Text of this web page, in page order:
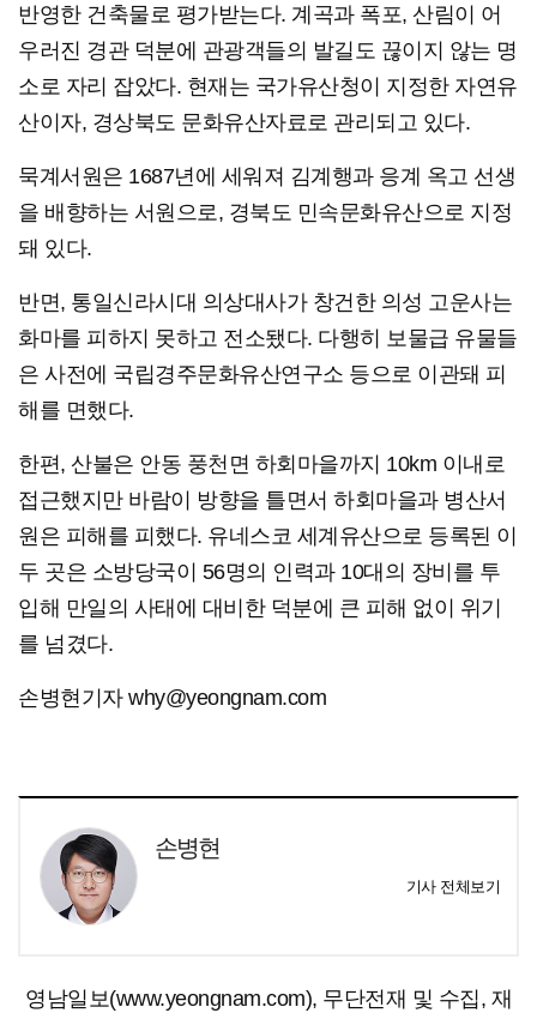
반영한 건축물로 평가받는다. 계곡과 폭포, 산림이 어
우러진 경관 덕분에 관광객들의 발길도 끊이지 않는 명
소로 자리 잡았다. 현재는 국가유산청이 지정한 자연유
산이자, 경상북도 문화유산자료로 관리되고 있다.
묵계서원은 1687년에 세워져 김계행과 응계 옥고 선생
을 배향하는 서원으로, 경북도 민속문화유산으로 지정
돼 있다.
반면, 통일신라시대 의상대사가 창건한 의성 고운사는
화마를 피하지 못하고 전소됐다. 다행히 보물급 유물들
은 사전에 국립경주문화유산연구소 등으로 이관돼 피
해를 면했다.
한편, 산불은 안동 풍천면 하회마을까지 10km 이내로
접근했지만 바람이 방향을 틀면서 하회마을과 병산서
원은 피해를 피했다. 유네스코 세계유산으로 등록된 이
두 곳은 소방당국이 56명의 인력과 10대의 장비를 투
입해 만일의 사태에 대비한 덕분에 큰 피해 없이 위기
를 넘겼다.
손병현기자 why@yeongnam.com
손병현
기사 전체보기
영남일보(www.yeongnam.com), 무단전재 및 수집, 재